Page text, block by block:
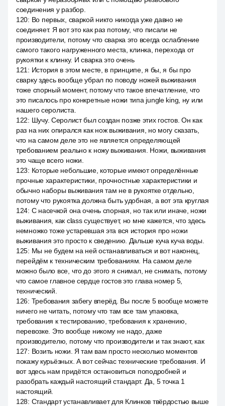
соединения у разбор.
120: Во первых, сваркой никто никогда уже давно не
соединяет. Я вот это как раз потому, что писали не
производители, потому что сварка это всегда ослабление
самого такого нагруженного места, клинка, перехода от
рукоятки к клинку. И сварка это очень
121 : История в этом месте, в принципе, я бы, я бы про
сварку здесь вообще убрал по поводу ножей выживания
тоже спорный момент, потому что такое впечатление, что
это писалось про конкретные ножи типа jungle king, ну или
нашего серолиста.
122: Шучу. Серолист был создан позже этих гостов. Он как
раз на них опирался как нож выживания, но могу сказать,
что на самом деле это не является определяющей
требованием реально к ножу выживания. Ножи, выживания
это чаще всего ножи.
123: Которые небольшие, которые имеют определённые
прочные характеристики, прочностные характеристики и
обычно наборы выживания там не в рукоятке отдельно,
потому что рукоятка должна быть удобная, а вот эта круглая
124: С насечкой она очень спорная, но так или иначе, ножи
выживания, как class существует, но мне кажется, что здесь
немножко тоже устаревшая эта вся история про ножи
выживания это просто к сведению. Дальше куча куча воды.
125: Мы не будем на ней останавливаться и вот наконец,
перейдём к техническим требованиям. На самом деле
можно было все, что до этого я снимал, не снимать, потому
что самое главное сердце гостов это глава номер 5,
технический.
126: Требования забегу вперёд. Вы после 5 вообще можете
ничего не читать, потому что там все там упаковка,
требования к тестированию, требования к хранению,
перевозке. Это вообще никому не надо, даже
производителю, потому что производители и так знают, как
127: Возить ножи. Я там вам просто несколько моментов
покажу курьёзных. А вот сейчас технические требования. И
вот здесь нам придётся остановиться поподробней и
разобрать каждый настоящий стандарт. Да, 5 точка 1
настоящий.
128: Стандарт устанавливает для Клинков твёрдостью выше